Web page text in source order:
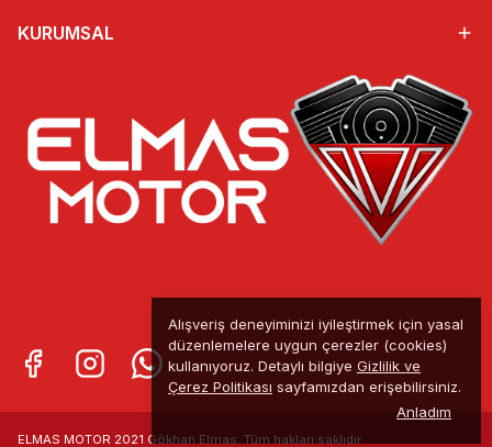
Alışveriş deneyiminizi iyileştirmek için yasal
düzenlemelere uygun çerezler (cookies)
kullanıyoruz. Detaylı bilgiye Gizlilik ve
Çerez Politikası sayfamızdan erişebilirsiniz.
Anladım
KURUMSAL
ELMAS MOTOR 2021 Gökhan Elmas. Tüm hakları saklıdır.